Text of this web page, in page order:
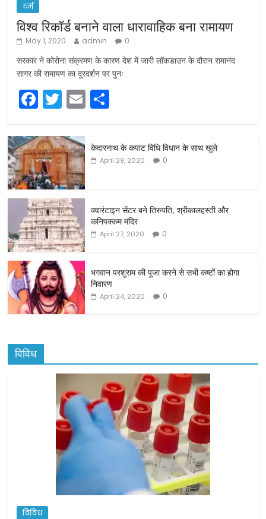
धर्म
विश्व रिकॉर्ड बनाने वाला धारावाहिक बना रामायण
May 1, 2020 admin 0
सरकार ने कोरोना संक्रमण के कारण देश में जारी लॉकडाउन के दौरान रामानंद
सागर की रामायण का दूरदर्शन पर पुनः
F
c
e
b
o
o
k
T
itt
er
E
ai ar
e
केदारनाथ के कपाट विधि विधान के साथ खुले
April 29, 2020 0
क्वारंटाइन सेंटर बने तिरुपति, श्रीकालहस्ती और
कनिपक्कम मंदिर
April 27, 2020 0
भगवान परशुराम की पूजा करने से सभी कष्टों का होगा
निवारण
April 24, 2020 0
विविध
विविध